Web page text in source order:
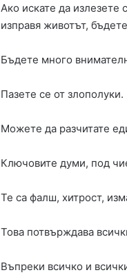
Ако искате да излезете
изправя животът,
Бъдете много
Пазете се от злополуки.
Можете да разчитате
Ключовите думи, под
Те са фалш, хитрост,
Това потвърждава
Въпреки всичко и